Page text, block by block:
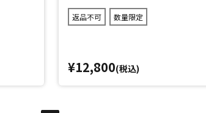
返品不可 数量限定
¥12,800(税込)